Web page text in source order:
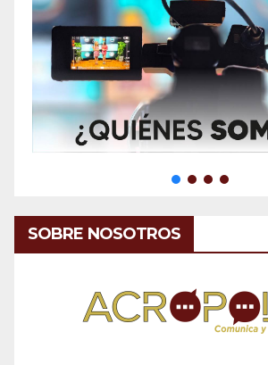
SOBRE NOSOTROS